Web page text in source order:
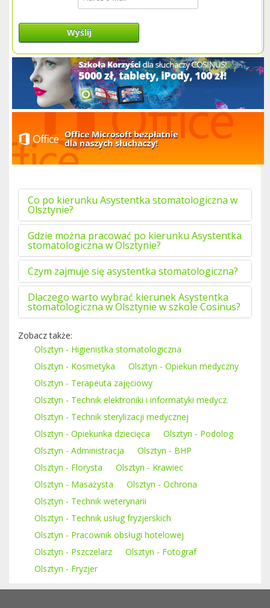
Wyślij
Co po kierunku Asystentka stomatologiczna w
Olsztynie?
Gdzie można pracować po kierunku Asystentka
stomatologiczna w Olsztynie?
Czym zajmuje się asystentka stomatologiczna?
Dlaczego warto wybrać kierunek Asystentka
stomatologiczna w Olsztynie w szkole Cosinus?
Zobacz także:
Olsztyn - Higienistka stomatologiczna
Olsztyn - Kosmetyka
Olsztyn - Opiekun medyczny
Olsztyn - Terapeuta zajęciowy
Olsztyn - Technik elektroniki i informatyki medycz.
Olsztyn - Technik sterylizacji medycznej
Olsztyn - Opiekunka dziecięca
Olsztyn - Podolog
Olsztyn - Administracja
Olsztyn - BHP
Olsztyn - Florysta
Olsztyn - Krawiec
Olsztyn - Masażysta
Olsztyn - Ochrona
Olsztyn - Technik weterynarii
Olsztyn - Technik usług fryzjerskich
Olsztyn - Pracownik obsługi hotelowej
Olsztyn - Pszczelarz
Olsztyn - Fotograf
Olsztyn - Fryzjer